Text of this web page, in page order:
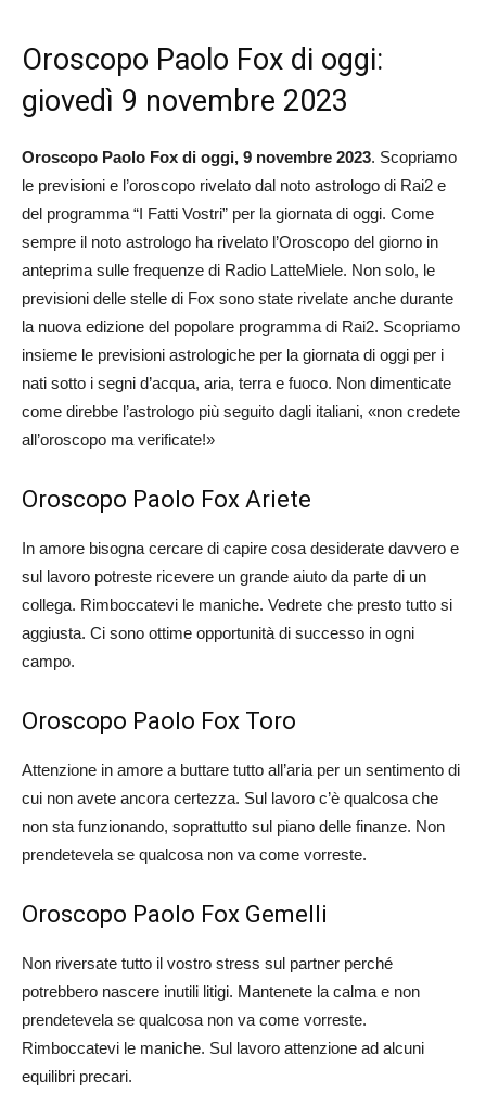
Oroscopo Paolo Fox di oggi:
giovedì 9 novembre 2023
Oroscopo Paolo Fox di oggi, 9 novembre 2023. Scopriamo
le previsioni e l’oroscopo rivelato dal noto astrologo di Rai2 e
del programma “I Fatti Vostri” per la giornata di oggi. Come
sempre il noto astrologo ha rivelato l’Oroscopo del giorno in
anteprima sulle frequenze di Radio LatteMiele. Non solo, le
previsioni delle stelle di Fox sono state rivelate anche durante
la nuova edizione del popolare programma di Rai2. Scopriamo
insieme le previsioni astrologiche per la giornata di oggi per i
nati sotto i segni d’acqua, aria, terra e fuoco. Non dimenticate
come direbbe l’astrologo più seguito dagli italiani, «non credete
all’oroscopo ma verificate!»
Oroscopo Paolo Fox Ariete
In amore bisogna cercare di capire cosa desiderate davvero e
sul lavoro potreste ricevere un grande aiuto da parte di un
collega. Rimboccatevi le maniche. Vedrete che presto tutto si
aggiusta. Ci sono ottime opportunità di successo in ogni
campo.
Oroscopo Paolo Fox Toro
Attenzione in amore a buttare tutto all’aria per un sentimento di
cui non avete ancora certezza. Sul lavoro c’è qualcosa che
non sta funzionando, soprattutto sul piano delle finanze. Non
prendetevela se qualcosa non va come vorreste.
Oroscopo Paolo Fox Gemelli
Non riversate tutto il vostro stress sul partner perché
potrebbero nascere inutili litigi. Mantenete la calma e non
prendetevela se qualcosa non va come vorreste.
Rimboccatevi le maniche. Sul lavoro attenzione ad alcuni
equilibri precari.